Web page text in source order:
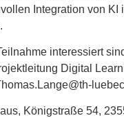
Integration von KI
interessiert
Digital
Königstraße 54,